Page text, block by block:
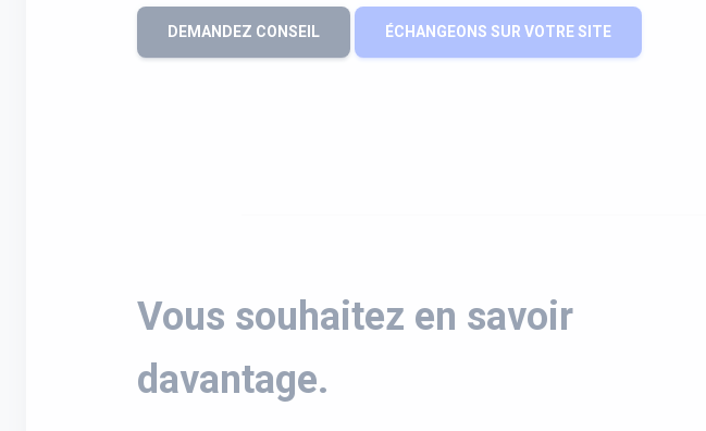
DEMANDEZ CONSEIL ÉCHANGEONS SUR VOTRE SITE
Vous souhaitez en savoir
davantage.